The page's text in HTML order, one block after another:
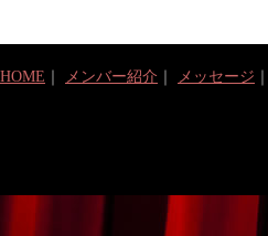
HOME メンバー紹介 メッセージ